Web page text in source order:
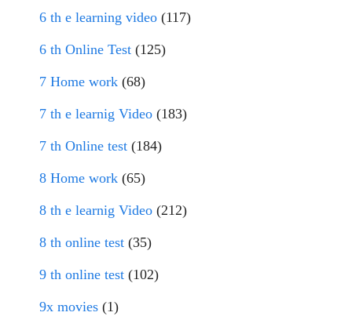
6 th e learning video (117)
6 th Online Test (125)
7 Home work (68)
7 th e learnig Video (183)
7 th Online test (184)
8 Home work (65)
8 th e learnig Video (212)
8 th online test (35)
9 th online test (102)
9x movies (1)